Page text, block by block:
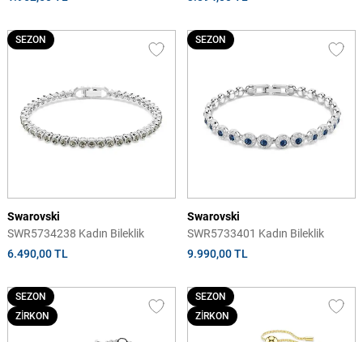
SEZON
Swarovski
SWR5734238 Kadın Bileklik
6.490,00 TL
SEZON
Swarovski
SWR5733401 Kadın Bileklik
9.990,00 TL
SEZON
ZİRKON
SEZON
ZİRKON